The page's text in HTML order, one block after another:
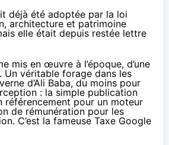
déjà été adoptée par la loi
architecture et patrimoine
elle était depuis restée lettre
mis en œuvre à l’époque, d’une
Un véritable forage dans les
d’Ali Baba, du moins pour
: la simple publication
référencement pour un moteur
de rémunération pour les
C’est la fameuse Taxe Google